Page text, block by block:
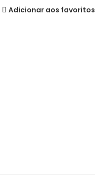
Adicionar aos favoritos